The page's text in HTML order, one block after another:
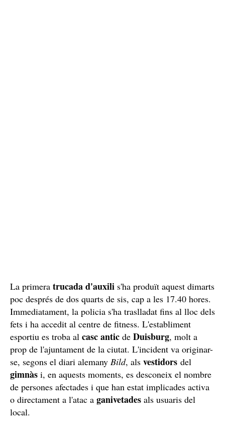
La primera trucada d'auxili s'ha produït aquest dimarts
poc després de dos quarts de sis, cap a les 17.40 hores.
Immediatament, la policia s'ha traslladat fins al lloc dels
fets i ha accedit al centre de fitness. L'establiment
esportiu es troba al casc antic de Duisburg, molt a
prop de l'ajuntament de la ciutat. L'incident va originar-
se, segons el diari alemany Bild, als vestidors del
gimnàs i, en aquests moments, es desconeix el nombre
de persones afectades i que han estat implicades activa
o directament a l'atac a ganivetades als usuaris del
local.